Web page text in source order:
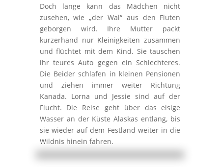
Doch lange kann das Mädchen nicht
zusehen, wie „der Wal“ aus den Fluten
geborgen wird. Ihre Mutter packt
kurzerhand nur Kleinigkeiten zusammen
und flüchtet mit dem Kind. Sie tauschen
ihr teures Auto gegen ein Schlechteres.
Die Beider schlafen in kleinen Pensionen
und ziehen immer weiter Richtung
Kanada. Lorna und Jessie sind auf der
Flucht. Die Reise geht über das eisige
Wasser an der Küste Alaskas entlang, bis
sie wieder auf dem Festland weiter in die
Wildnis hinein fahren.